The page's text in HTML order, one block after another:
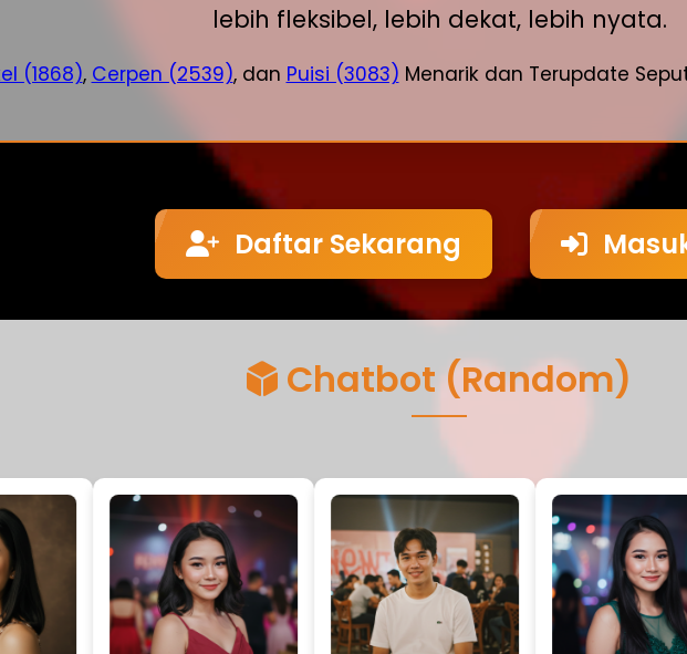
lebih fleksibel, lebih dekat, lebih nyata.
(1868), Cerpen (2539), dan Puisi (3083) Menarik dan Terupdate
Daftar Sekarang
Chatbot (Random)